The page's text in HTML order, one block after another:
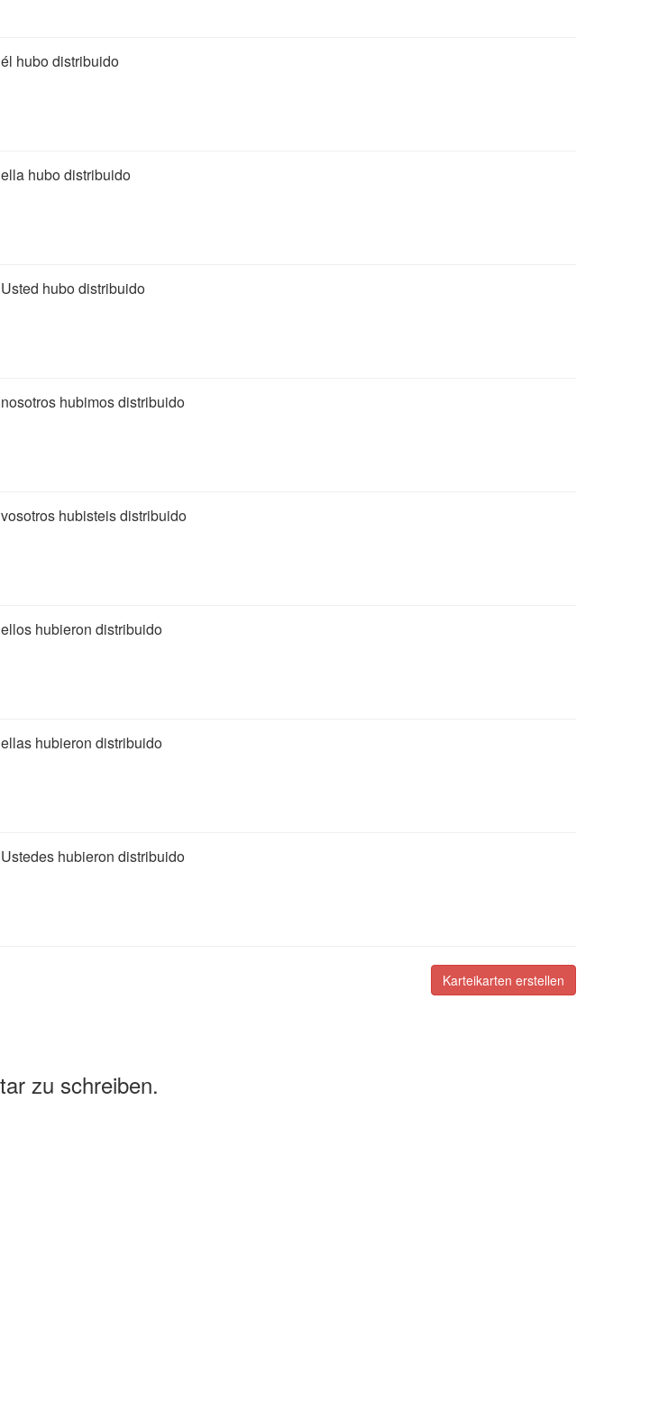
él hubo distribuido
ella hubo distribuido
Usted hubo distribuido
nosotros hubimos distribuido
vosotros hubisteis distribuido
ellos hubieron distribuido
ellas hubieron distribuido
Ustedes hubieron distribuido
Karteikarten erstellen
zu schreiben.